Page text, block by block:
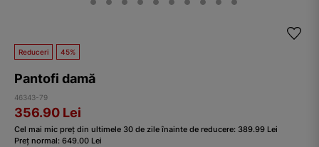
Reduceri 45%
Pantofi damă
46343-79
356.90 Lei
Cel mai mic preț din ultimele 30 de zile înainte de reducere: 389.99 Lei
Preț normal: 649.00 Lei